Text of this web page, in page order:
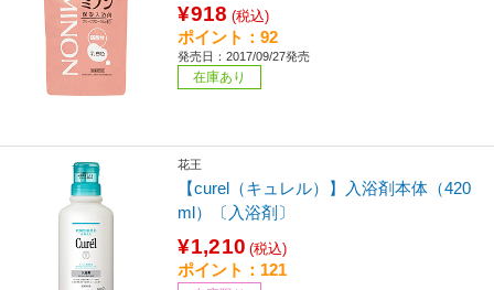
¥918 (税込)
ポイント：92
発売日：2017/09/27発売
在庫あり
花王
【curel（キュレル）】入浴剤本体（420
ml）〔入浴剤〕
¥1,210 (税込)
ポイント：121